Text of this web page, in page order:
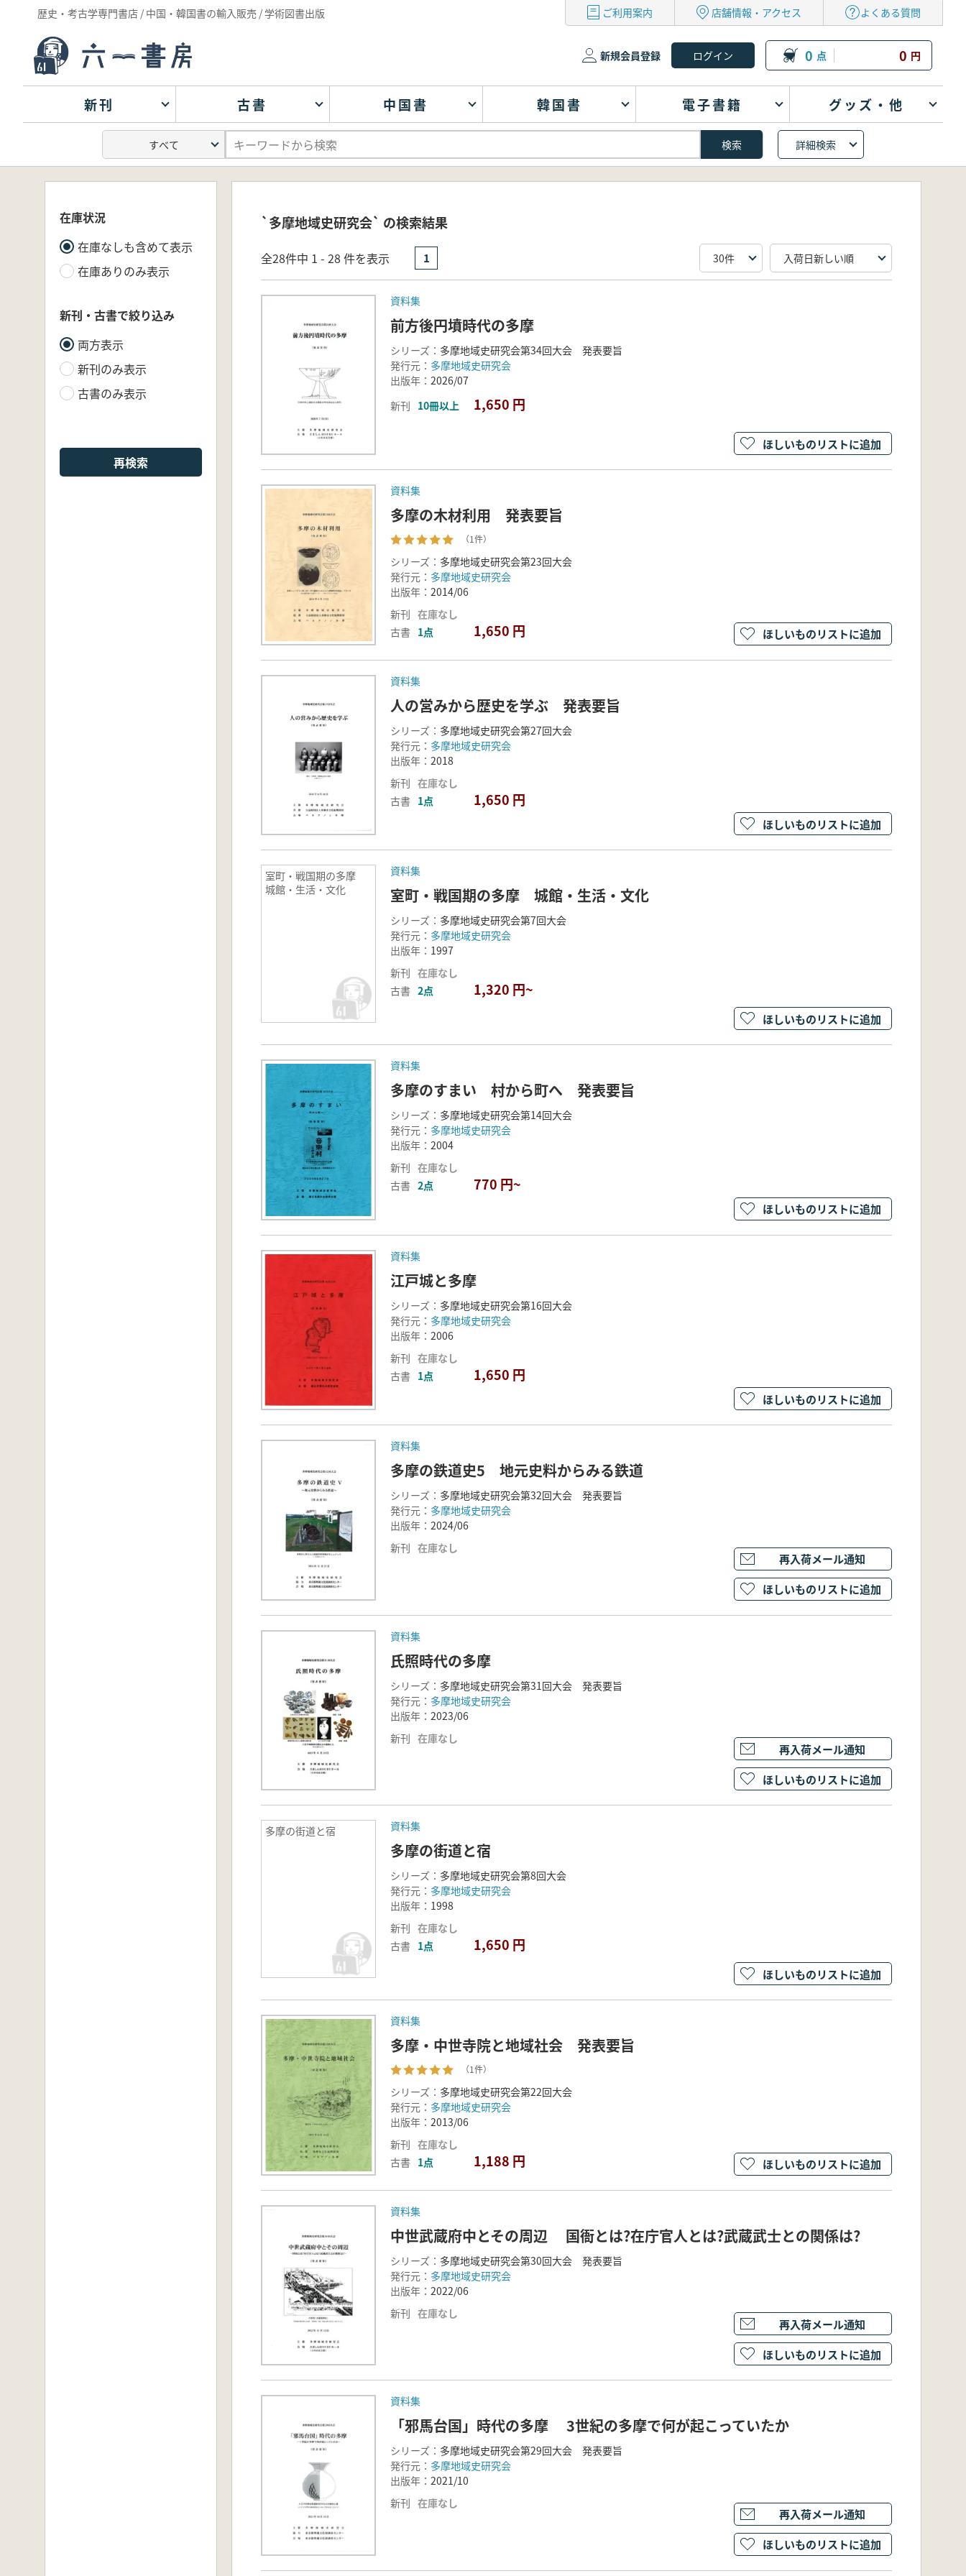
歴史・考古学専門書店 / 中国・韓国書の輸入販売 / 学術図書出版 ご利用案内 店舗情報・アクセス よくある質問
新規会員登録 0 点 0 円
新刊 古書 中国書 韓国書 電子書籍 グッズ・他
詳細検索
在庫状況
在庫なしも含めて表示
在庫ありのみ表示
新刊・古書で絞り込み
両方表示
新刊のみ表示
古書のみ表示
再検索
`多摩地域史研究会` の検索結果
全28件中 1 - 28 件を表示 1
資料集
前方後円墳時代の多摩
シリーズ： 多摩地域史研究会第34回大会 発表要旨
発行元： 多摩地域史研究会
出版年： 2026/07
新刊 10冊以上 1,650 円
ほしいものリストに追加
資料集
多摩の木材利用 発表要旨
（1件）
シリーズ： 多摩地域史研究会第23回大会
発行元： 多摩地域史研究会
出版年： 2014/06
新刊 在庫なし
古書 1点 1,650 円 ほしいものリストに追加
資料集
人の営みから歴史を学ぶ 発表要旨
シリーズ： 多摩地域史研究会第27回大会
発行元： 多摩地域史研究会
出版年： 2018
新刊 在庫なし
古書 1点 1,650 円
ほしいものリストに追加
室町・戦国期の多摩
城館・生活・文化
資料集
室町・戦国期の多摩 城館・生活・文化
シリーズ： 多摩地域史研究会第7回大会
発行元： 多摩地域史研究会
出版年： 1997
新刊 在庫なし
古書 2点 1,320 円~
ほしいものリストに追加
資料集
多摩のすまい 村から町へ 発表要旨
シリーズ： 多摩地域史研究会第14回大会
発行元： 多摩地域史研究会
出版年： 2004
新刊 在庫なし
古書 2点 770 円~
ほしいものリストに追加
資料集
江戸城と多摩
シリーズ： 多摩地域史研究会第16回大会
発行元： 多摩地域史研究会
出版年： 2006
新刊 在庫なし
古書 1点 1,650 円
ほしいものリストに追加
資料集
多摩の鉄道史5 地元史料からみる鉄道
シリーズ： 多摩地域史研究会第32回大会 発表要旨
発行元： 多摩地域史研究会
出版年： 2024/06
新刊 在庫なし
再入荷メール通知
ほしいものリストに追加
資料集
氏照時代の多摩
シリーズ： 多摩地域史研究会第31回大会 発表要旨
発行元： 多摩地域史研究会
出版年： 2023/06
新刊 在庫なし
再入荷メール通知
ほしいものリストに追加
多摩の街道と宿 資料集
多摩の街道と宿
シリーズ： 多摩地域史研究会第8回大会
発行元： 多摩地域史研究会
出版年： 1998
新刊 在庫なし
古書 1点 1,650 円
ほしいものリストに追加
資料集
多摩・中世寺院と地域社会 発表要旨
（1件）
シリーズ： 多摩地域史研究会第22回大会
発行元： 多摩地域史研究会
出版年： 2013/06
新刊 在庫なし
古書 1点 1,188 円 ほしいものリストに追加
資料集
中世武蔵府中とその周辺 国衙とは?在庁官人とは?武蔵武士との関係は?
シリーズ： 多摩地域史研究会第30回大会 発表要旨
発行元： 多摩地域史研究会
出版年： 2022/06
新刊 在庫なし
再入荷メール通知
ほしいものリストに追加
資料集
「邪馬台国」時代の多摩 3世紀の多摩で何が起こっていたか
シリーズ： 多摩地域史研究会第29回大会 発表要旨
発行元： 多摩地域史研究会
出版年： 2021/10
新刊 在庫なし
再入荷メール通知
ほしいものリストに追加